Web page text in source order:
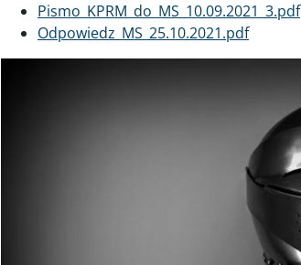
Dokument
Pismo_KPRM_do_MS_10.09.2021_3.pdf
Dokument
Odpowiedz_MS_25.10.2021.pdf